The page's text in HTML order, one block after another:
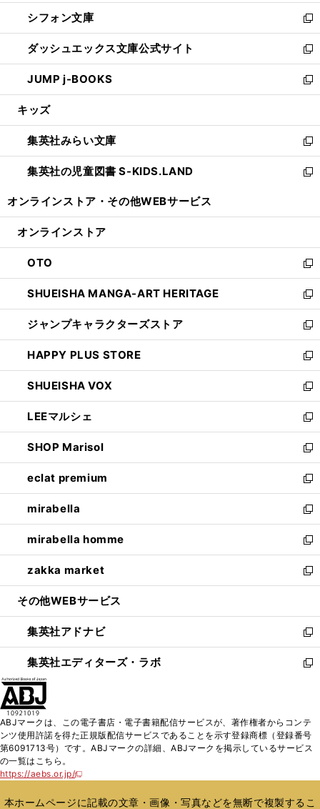
く
ウ
で
開
く
ウ
ィ
ン
ド
ウ
で
開
し
い
ウ
ィ
ン
ド
ウ
開
く
シフォン文庫
新
し
い
ウ
ィ
ン
ウ
で
開
く
ダッシュエックス文庫公式サイト
新
し
い
ウ
ン
ド
ウ
で
JUMP j-BOOKS
新
し
ウ
ィ
ン
ド
開
キッズ
集英社みらい文庫
新
し
い
ン
ウ
で
開
く
集英社の児童図書 S-KIDS.LAND
新
ウ
ン
ド
ウ
で
開
く
オンラインストア・ その他WEBサービス
オンラインストア
OTO
新
し
い
ウ
ィ
ン
ド
ウ
で
開
く
SHUEISHA MANGA-ART HERITAGE
新
し
い
ウ
ィ
ン
ド
ウ
で
開
く
ジャンプキャラクターズストア
新
し
い
ウ
ィ
ン
ド
ウ
で
開
く
HAPPY PLUS STORE
新
し
い
ウ
ィ
ン
ド
ウ
で
開
く
SHUEISHA VOX
新
し
い
ウ
ィ
ン
ド
ウ
で
開
く
LEEマルシェ
新
し
い
ウ
ィ
ン
ド
ウ
で
開
く
SHOP Marisol
新
し
い
ウ
ィ
ン
ド
ウ
で
開
eclat premium
新
し
い
ウ
ィ
ン
ド
ウ
開
く
mirabella
新
し
い
ウ
ィ
ン
ウ
で
開
く
mirabella homme
新
し
い
ウ
ン
ド
ウ
で
zakka market
新
し
ウ
ィ
ン
ド
く
その他WEBサービス
集英社アドナビ
新
し
い
ド
ウ
で
集英社エディターズ・ラボ
新
ィ
ン
ド
開
ABJマークは、この電子書店・電子書籍配信サービスが、著作権者からコンテ
ンツ使用許諾を得た正規版配信サービスであることを示す登録商標（登録番号
第6091713号）です。ABJマークの詳細、ABJマークを掲示しているサービス
の一覧はこちら。
https://aebs.or.jp/
新
い
本ホームページに記載の文章・画像・写真などを無断で複製するこ